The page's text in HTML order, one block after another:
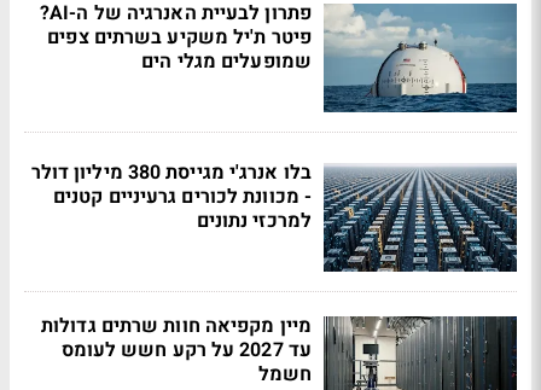
פתרון לבעיית האנרגיה של ה-AI?
פיטר ת'יל משקיע בשרתים צפים
שמופעלים מגלי הים
בלו אנרג'י מגייסת 380 מיליון דולר
- מכוונת לכורים גרעיניים קטנים
למרכזי נתונים
מיין מקפיאה חוות שרתים גדולות
עד 2027 על רקע חשש לעומס
חשמל